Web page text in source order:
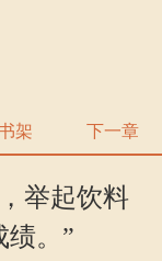
架 下一章
举起饮料
绩。”